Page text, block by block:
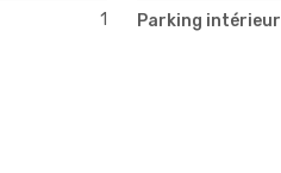
1 Parking intérieur